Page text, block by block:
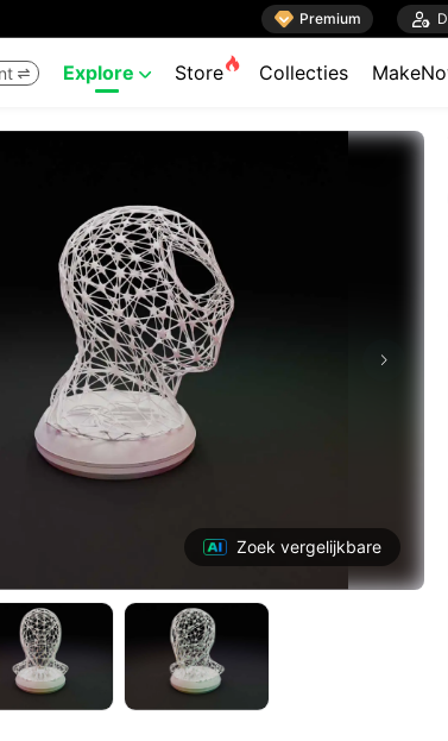
 Premium 
 Explore  Store Collecties
Zoek vergelijkbare